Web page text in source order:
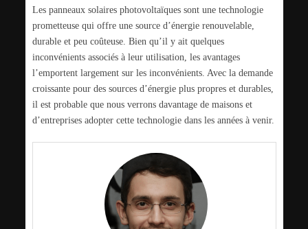
Les panneaux solaires photovoltaïques sont une technologie
prometteuse qui offre une source d’énergie renouvelable,
durable et peu coûteuse. Bien qu’il y ait quelques
inconvénients associés à leur utilisation, les avantages
l’emportent largement sur les inconvénients. Avec la demande
croissante pour des sources d’énergie plus propres et durables,
il est probable que nous verrons davantage de maisons et
d’entreprises adopter cette technologie dans les années à venir.